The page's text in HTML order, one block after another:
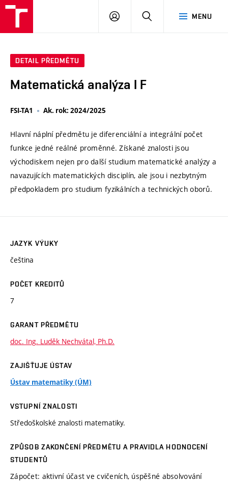
MENU
PŘIHLÁSIT
DETAIL PŘEDMĚTU
Matematická analýza I F
FSI-TA1 Ak. rok: 2024/2025
Hlavní náplní předmětu je diferenciální a integrální počet
funkce jedné reálné proměnné. Získané znalosti jsou
východiskem nejen pro další studium matematické analýzy a
navazujících matematických disciplín, ale jsou i nezbytným
předpokladem pro studium fyzikálních a technických oborů.
JAZYK VÝUKY
čeština
POČET KREDITŮ
7
GARANT PŘEDMĚTU
doc. Ing. Luděk Nechvátal, Ph.D.
ZAJIŠŤUJE ÚSTAV
Ústav matematiky (ÚM)
VSTUPNÍ ZNALOSTI
Středoškolské znalosti matematiky.
ZPŮSOB ZAKONČENÍ PŘEDMĚTU A PRAVIDLA HODNOCENÍ
STUDENTŮ
Zápočet: aktivní účast ve cvičeních, úspěšné absolvování